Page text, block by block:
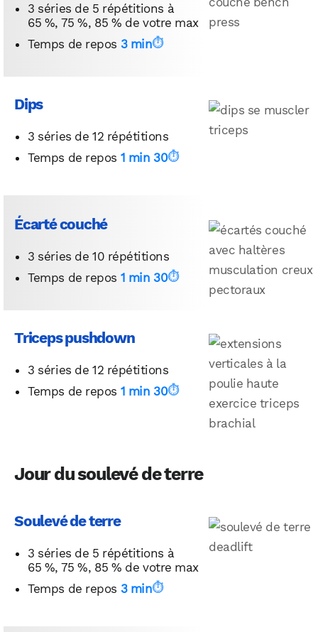
3 séries de 5 répétitions à
65 %, 75 %, 85 % de votre max
Temps de repos 3 min
Dips
3 séries de 12 répétitions
Temps de repos 1 min 30
Écarté couché
3 séries de 10 répétitions
Temps de repos 1 min 30
Triceps pushdown
3 séries de 12 répétitions
Temps de repos 1 min 30
Jour du soulevé de terre
Soulevé de terre
3 séries de 5 répétitions à
65 %, 75 %, 85 % de votre max
Temps de repos 3 min